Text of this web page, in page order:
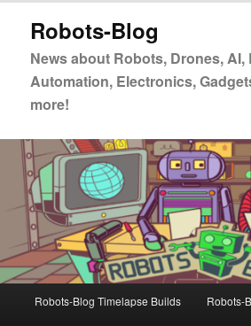
primären
springen
Robots-Blog
News about Robots, Drones,
Automation, Electronics,
more!
Robots-Blog Timelapse Builds Robots-